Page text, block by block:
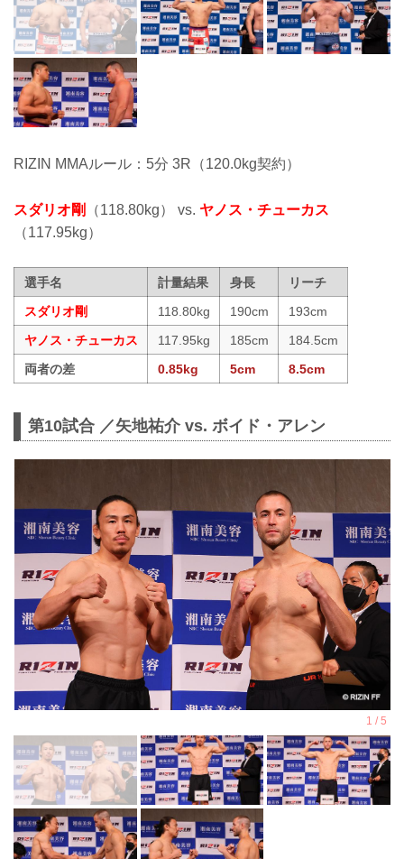
RIZIN MMAルール：5分 3R（120.0kg契約）
スダリオ剛 （118.80kg） vs. ヤノス・チューカス
（117.95kg）
選手名 計量結果 身長
リーチ
スダリオ剛
118.80kg 190cm
193cm
ヤノス・チューカス
117.95kg 185cm
184.5cm
両者の差
0.85kg 5cm 8.5cm
第10試合 ／矢地祐介 vs. ボイド・アレン